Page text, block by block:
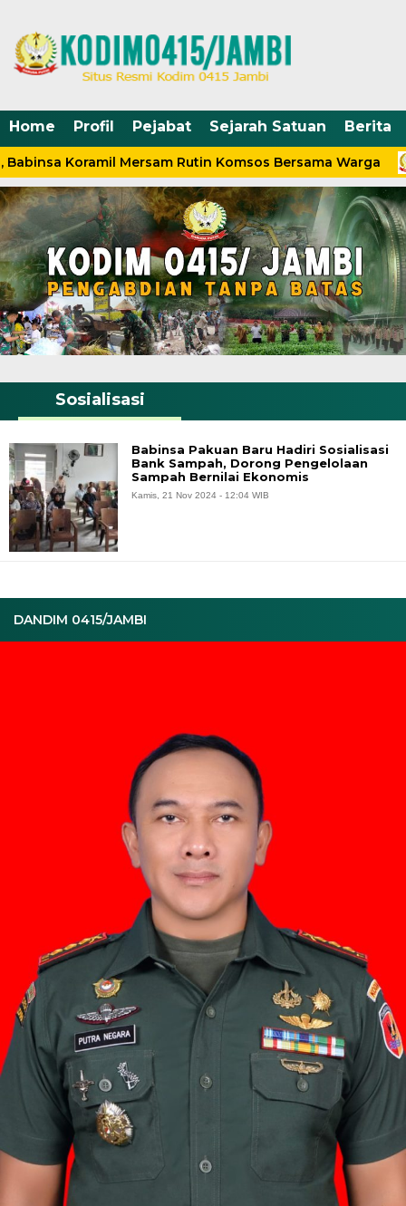
Home Profil Pejabat Sejarah Satuan Berita
Koramil Mersam Rutin Komsos Bersama Warga
DANDIM 0415/JAMBI
Sosialisasi
Babinsa Pakuan Baru Hadiri Sosialisasi
Bank Sampah, Dorong Pengelolaan
Sampah Bernilai Ekonomis
Kamis, 21 Nov 2024 - 12:04 WIB